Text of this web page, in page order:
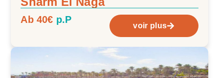
Ab 40€ p.P
voir plus